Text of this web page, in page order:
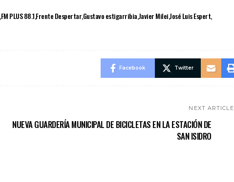
FM PLUS 88.1Frente DespertarGustavo estigarribiaJavier MileiJosé Luis Espert
Facebook Twitter
NEXT ARTICLE
NUEVA GUARDERÍA MUNICIPAL DE BICICLETAS EN LA ESTACIÓN DE
SAN ISIDRO